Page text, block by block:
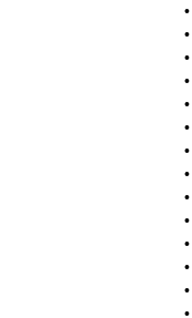
•
•
•
•
•
•
•
•
•
•
•
•
•
•